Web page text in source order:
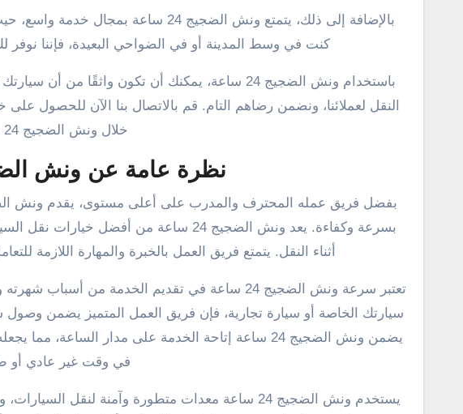
بالإضافة إلى ذلك، يتمتع ونش الضجيج
كنت في وسط المدينة أو في الضواحي البعيدة، فإننا
باستخدام ونش الضجيج 24 ساعة، يمكنك أن تكون
النقل لعملائنا، ونضمن رضاهم التام. قم بالاتصال بنا الآن للحصول
خلال ونش الضجيج 24 ساعة.
نظرة عامة عن ونش الضجيج
بسرعة وكفاءة. يعد ونش الضجيج 24 ساعة من
أثناء النقل. يتمتع فريق العمل بالخبرة والمهارة اللازمة
تعتبر سرعة ونش الضجيج 24 ساعة في تقديم الخدمة
سيارتك الخاصة أو سيارة تجارية، فإن فريق العمل المتميز يضمن
يضمن ونش الضجيج 24 ساعة إتاحة الخدمة على مدار
في وقت غير عادي أو
يستخدم ونش الضجيج 24 ساعة معدات متطورة وآمنة